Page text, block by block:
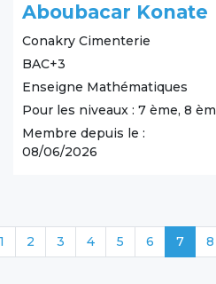
Aboubacar Konate
Conakry Cimenterie
BAC+3
Enseigne Mathématiques
Pour les niveaux : 7 ème, 8
Membre depuis le :
08/06/2026
1 2 3 4 5 6 7 8